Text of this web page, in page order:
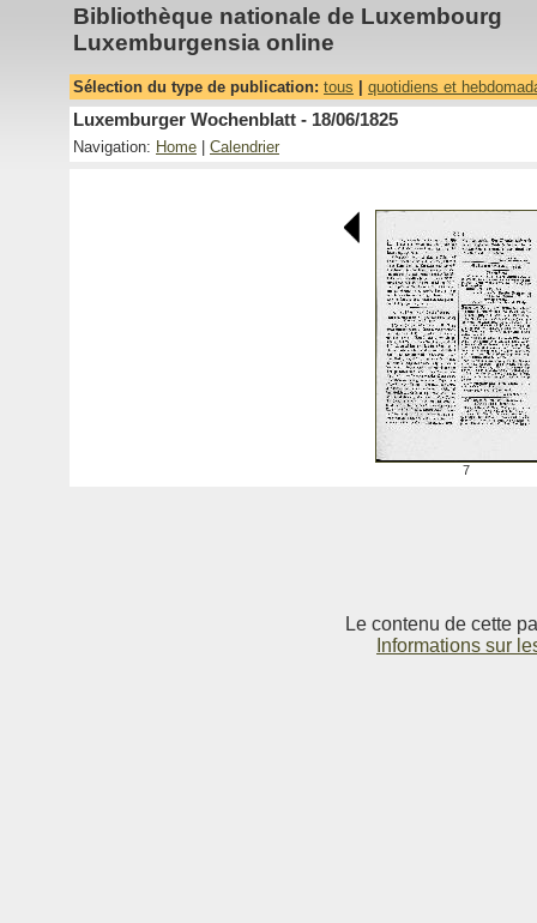
Bibliothèque nationale de Luxembourg
Luxemburgensia online
Sélection du type de publication: tous quotidiens et
Luxemburger Wochenblatt - 18/06/1825
Navigation: Home Calendrier
7
Le contenu de cette
Informations sur